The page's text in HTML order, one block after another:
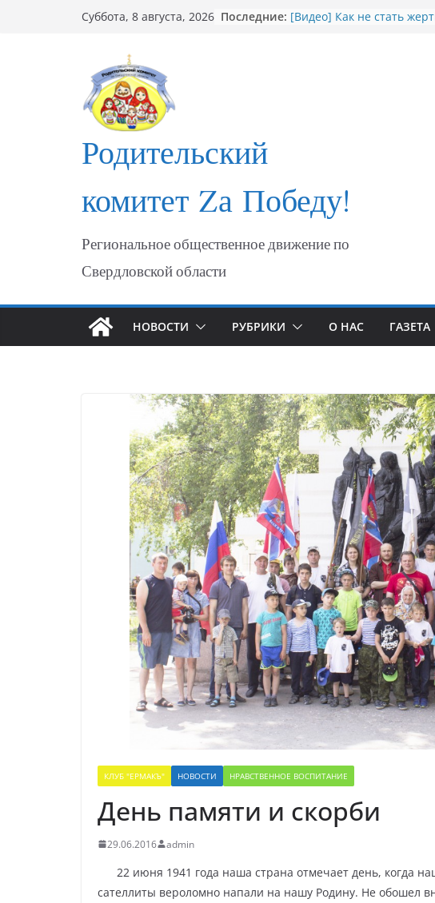
Суббота, 8 августа, 2026 Последние: [Видео] Как не стать
Родительский
комитет Zа Победу!
Региональное общественное движение по
Свердловской области
НОВОСТИ РУБРИКИ О НАС ГАЗЕТА
КЛУБ "ЕРМАКЪ" НОВОСТИ НРАВСТВЕННОЕ ВОСПИТАНИЕ
День памяти и скорби
29.06.2016 admin
22 июня 1941 года наша страна отмечает день, когда
сателлиты вероломно напали на нашу Родину. Не обошел